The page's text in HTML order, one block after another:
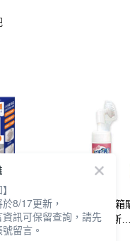
除垢清潔
【廠商直送】(箱
單白鞋清潔慕斯
8/17更新，
訊可保留查詢，請先
留言。